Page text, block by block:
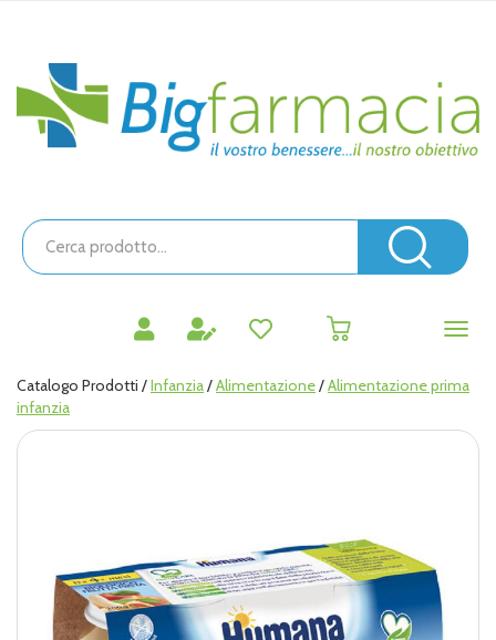
principaleBigfarmacia
Cerca
Prodotto
Catalogo Prodotti /Infanzia/Alimentazione/Alimentazione prima
infanzia